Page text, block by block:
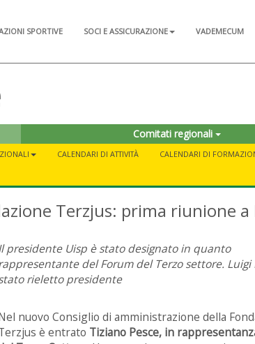
SPORTIVE SOCI E ASSICURAZIONE VADEMECUM
Comitati regionali
CALENDARI DI ATTIVITÀ CALENDARI DI
Terzjus: prima riunione a
presidente Uisp è stato designato in quanto
del Forum del Terzo settore. Luigi
rieletto presidente
nuovo Consiglio di amministrazione della
è entrato Tiziano Pesce, in